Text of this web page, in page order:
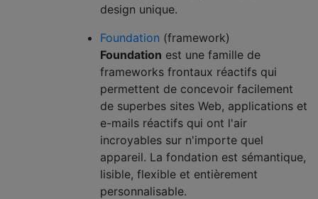
design unique.
Foundation (framework)
Foundation est une famille de
frameworks frontaux réactifs qui
permettent de concevoir facilement
de superbes sites Web, applications et
e-mails réactifs qui ont l'air
incroyables sur n'importe quel
appareil. La fondation est sémantique,
lisible, flexible et entièrement
personnalisable.